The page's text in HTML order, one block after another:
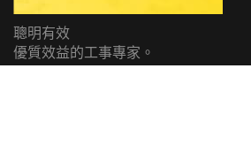
聰明有效
優質效益的工事專家。